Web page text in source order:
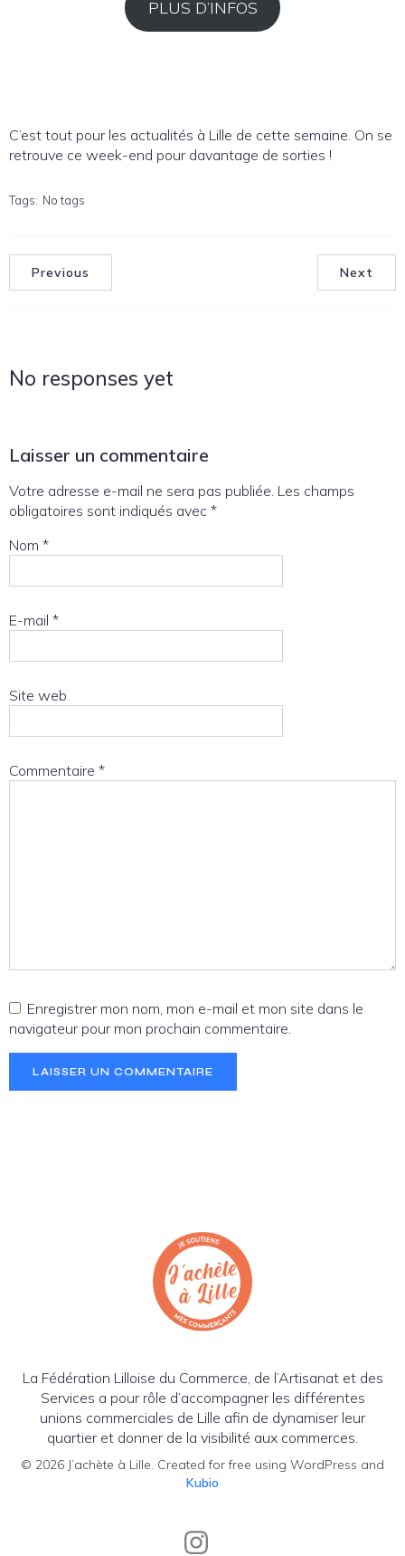
PLUS D’INFOS
C’est tout pour les actualités à Lille de cette semaine. On se
retrouve ce week-end pour davantage de sorties !
Tags: No tags
Previous Next
No responses yet
Laisser un commentaire
Votre adresse e-mail ne sera pas publiée. Les champs
obligatoires sont indiqués avec *
Nom *
E-mail *
Site web
Commentaire *
Enregistrer mon nom, mon e-mail et mon site dans le
navigateur pour mon prochain commentaire.
La Fédération Lilloise du Commerce, de l’Artisanat et des
Services a pour rôle d’accompagner les différentes
unions commerciales de Lille afin de dynamiser leur
quartier et donner de la visibilité aux commerces.
© 2026 J’achète à Lille. Created for free using WordPress and
Kubio